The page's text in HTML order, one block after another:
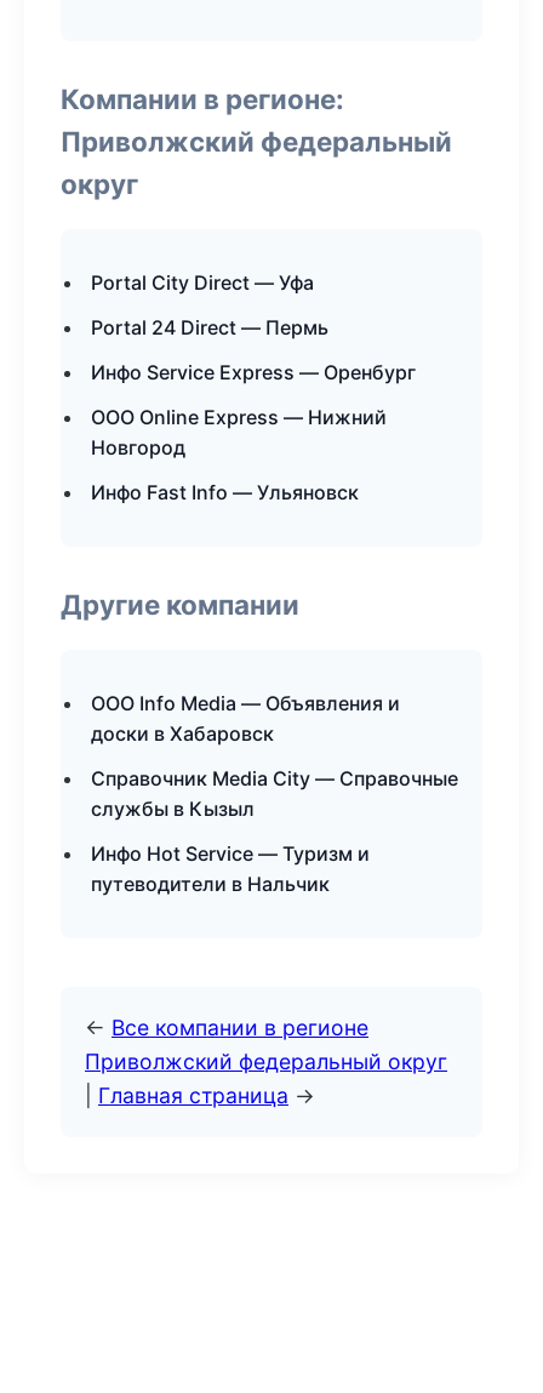
Компании в регионе:
Приволжский федеральный
округ
Portal City Direct — Уфа
Portal 24 Direct — Пермь
Инфо Service Express — Оренбург
ООО Online Express — Нижний
Новгород
Инфо Fast Info — Ульяновск
Другие компании
ООО Info Media — Объявления и
доски в Хабаровск
Справочник Media City — Справочные
службы в Кызыл
Инфо Hot Service — Туризм и
путеводители в Нальчик
← Все компании в регионе
Приволжский федеральный округ
Главная страница →